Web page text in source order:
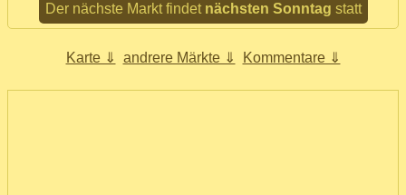
Der nächste Markt findet nächsten Sonntag statt
Karte ⇓ andrere Märkte ⇓ Kommentare ⇓